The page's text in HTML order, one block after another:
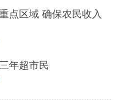
点区域 确保农民收入
年超市民